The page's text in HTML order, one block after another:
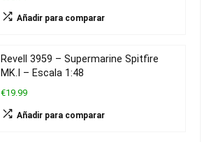
Añadir para comparar
Revell 3959 – Supermarine Spitfire
MK.I – Escala 1:48
€19.99
Añadir para comparar